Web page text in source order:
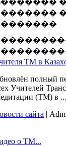
ТМ в
полный
Учителей
(ТМ) в ...
сайта |
о ТМ...